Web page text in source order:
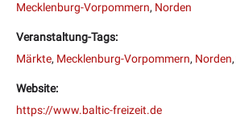
Mecklenburg-Vorpommern, Norden
Veranstaltung-Tags:
Märkte, Mecklenburg-Vorpommern, Norden,
Website:
https://www.baltic-freizeit.de